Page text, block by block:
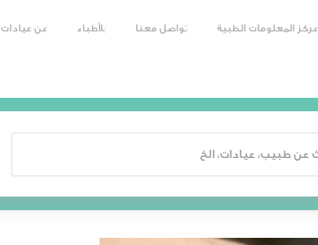
مركز المعلومات الطبية تواصل معنا للأطباء عن عيادات